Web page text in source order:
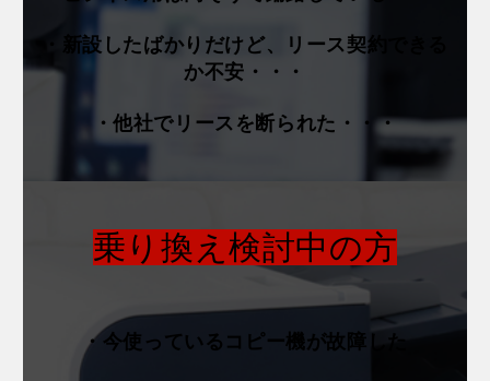
・新設したばかりだけど、リース契約できる
か不安・・・
・他社でリースを断られた・・・
乗り換え検討中の方
・今使っているコピー機が故障した